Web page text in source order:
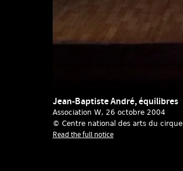
Jean-Baptiste André, équilibres
Association W, 26 octobre 2004
© Centre national des arts du cirque
Read the full notice